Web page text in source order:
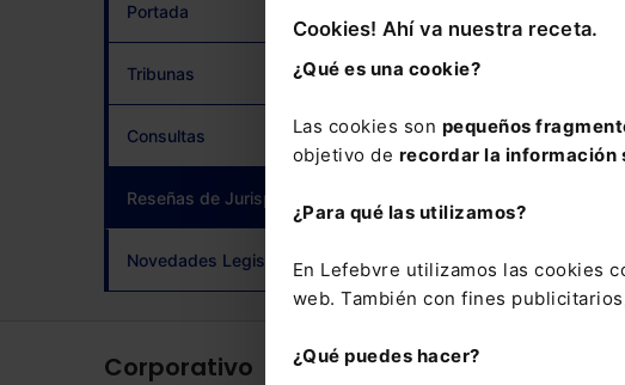
Cookies! Ahí va nuestra receta.
¿Qué es una cookie?
Las cookies son pequeños
objetivo de recordar la información
¿Para qué las utilizamos?
En Lefebvre utilizamos las cookies
web. También con fines
¿Qué puedes hacer?
Portada
Tribunas
Consultas
Reseñas de Jurisprudencia
Novedades Legislativas
¿Has olvidado
adquiere tu
Corporativo Productos